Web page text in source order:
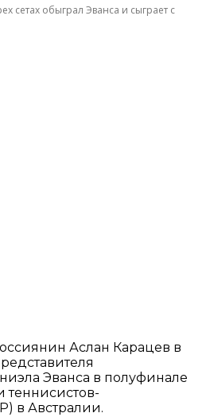
сетах обыграл Эванса и сыграет с
Аслан Карацев в
Эванса в полуфинале
теннисистов-
в Австралии.